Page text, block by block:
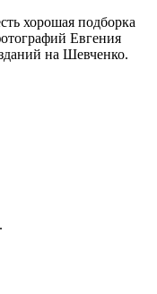
хорошая подборка
Евгения
на Шевченко.